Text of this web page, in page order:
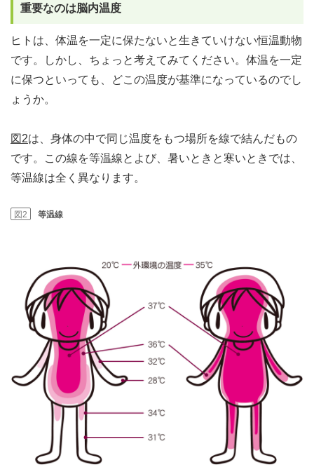
重要なのは脳内温度
ヒトは、体温を一定に保たないと生きていけない恒温動物
です。しかし、ちょっと考えてみてください。体温を一定
に保つといっても、どこの温度が基準になっているのでし
ょうか。
図2は、身体の中で同じ温度をもつ場所を線で結んだもの
です。この線を等温線とよび、暑いときと寒いときでは、
等温線は全く異なります。
図2 等温線